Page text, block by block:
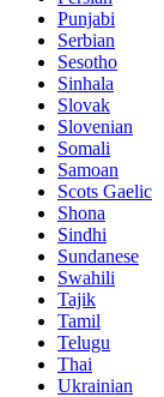
Punjabi
Serbian
Sesotho
Sinhala
Slovak
Slovenian
Somali
Samoan
Scots Gaelic
Shona
Sindhi
Sundanese
Swahili
Tajik
Tamil
Telugu
Thai
Ukrainian